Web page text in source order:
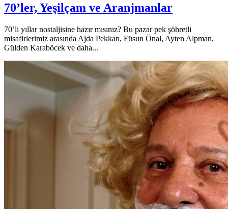
70’ler, Yeşilçam ve Aranjmanlar
70’li yıllar nostaljisine hazır mısınız? Bu pazar pek şöhretli
misafirlerimiz arasında Ajda Pekkan, Füsun Önal, Ayten Alpman,
Gülden Karaböcek ve daha...